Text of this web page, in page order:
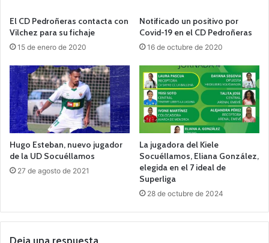
El CD Pedroñeras contacta con
Vilchez para su fichaje
15 de enero de 2020
Notificado un positivo por
Covid-19 en el CD Pedroñeras
16 de octubre de 2020
Hugo Esteban, nuevo jugador
de la UD Socuéllamos
27 de agosto de 2021
La jugadora del Kiele
Socuéllamos, Eliana González,
elegida en el 7 ideal de
Superliga
28 de octubre de 2024
Deja una respuesta